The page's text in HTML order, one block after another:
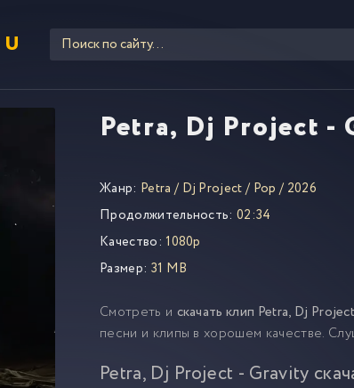
Petra, Dj Project -
Жанр: Petra / Dj Project/ Pop / 2026
Продолжительность: 02:34
Качество: 1080p
Размер: 31 MB
Смотреть и скачать клип Petra, Dj
песни и клипы в хорошем качестве.
Petra, Dj Project - Gravity